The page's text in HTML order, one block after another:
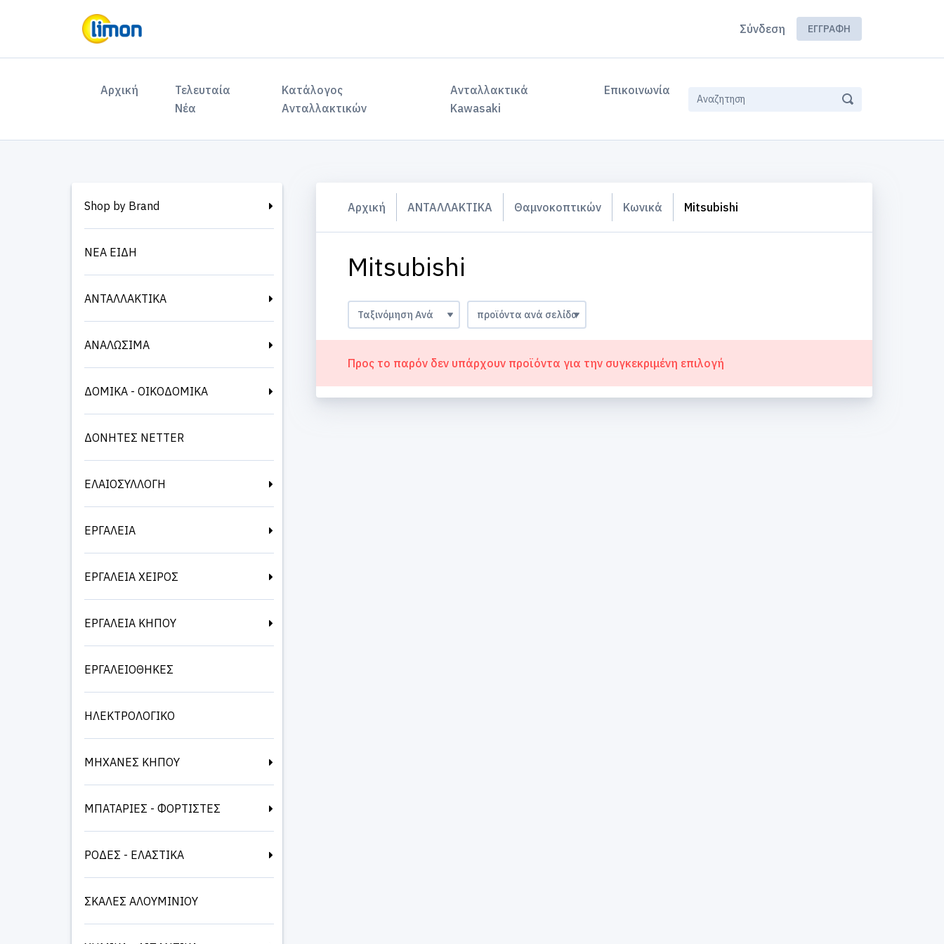
Σύνδεση ΕΓΓΡΑΦΉ
Αρχική (current)Τελευταία
Νέα
Κατάλογος
Ανταλλακτικών
Ανταλλακτικά
Kawasaki
Επικοινωνία
Shop by Brand
ΝΕΑ ΕΙΔΗ
ΑΝΤΑΛΛΑΚΤΙΚΑ
ΑΝΑΛΩΣΙΜΑ
ΔΟΜΙΚΑ - ΟΙΚΟΔΟΜΙΚΑ
ΔΟΝΗΤΕΣ NETTER
ΕΛΑΙΟΣΥΛΛΟΓΗ
ΕΡΓΑΛΕΙΑ
ΕΡΓΑΛΕΙΑ ΧΕΙΡΟΣ
ΕΡΓΑΛΕΙΑ ΚΗΠΟΥ
ΕΡΓΑΛΕΙΟΘΗΚΕΣ
ΗΛΕΚΤΡΟΛΟΓΙΚΟ
ΜΗΧΑΝΕΣ ΚΗΠΟΥ
ΜΠΑΤΑΡΙΕΣ - ΦΟΡΤΙΣΤΕΣ
ΡΟΔΕΣ - ΕΛΑΣΤΙΚΑ
ΣΚΑΛΕΣ ΑΛΟΥΜΙΝΙΟΥ
Αρχική ΑΝΤΑΛΛΑΚΤΙΚΑ Θαμνοκοπτικών Κωνικά Mitsubishi
Mitsubishi
Προς το παρόν δεν υπάρχουν προϊόντα για την συγκεκριμένη επιλογή